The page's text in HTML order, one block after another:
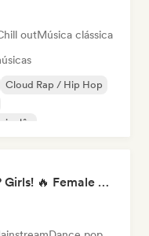
outMúsica clássica
Cloud Rap / Hip Hop
inglês
Who Run the World? Girls! 🔥 Female Empowerment Pop & Girl-Power Anthems